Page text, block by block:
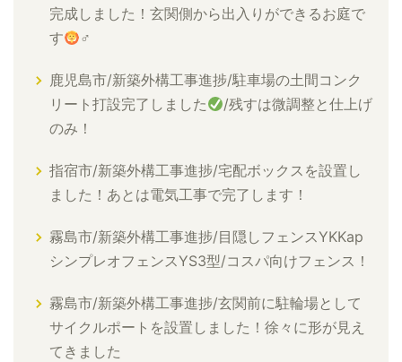
完成しました！玄関側から出入りができるお庭で
す
‍♂
鹿児島市/新築外構工事進捗/駐車場の土間コンク
リート打設完了しました
/残すは微調整と仕上げ
のみ！
指宿市/新築外構工事進捗/宅配ボックスを設置し
ました！あとは電気工事で完了します！
霧島市/新築外構工事進捗/目隠しフェンスYKKap
シンプレオフェンスYS3型/コスパ向けフェンス！
霧島市/新築外構工事進捗/玄関前に駐輪場として
サイクルポートを設置しました！徐々に形が見え
てきました